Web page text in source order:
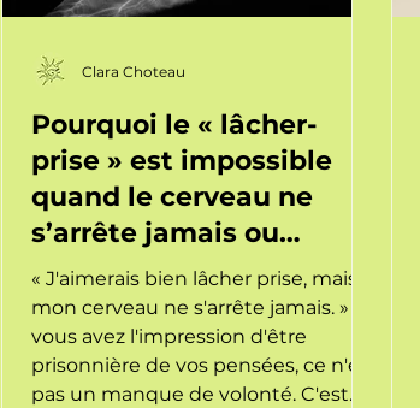
Pourquoi le « lâcher-
prise » est impossible
quand le cerveau ne
s’arrête jamais ou
comment prévenir le
burn-out avec une
sophrologue à Nantes.
« J'aimerais bien lâcher prise, mais
mon cerveau ne s'arrête jamais. » Si
vous avez l'impression d'être
prisonnière de vos pensées, ce n'est
pas un manque de volonté. C'est
Clara Choteau